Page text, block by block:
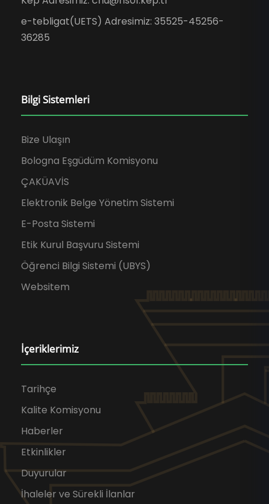
e-tebligat(UETS) Adresimiz: 35525-45256-
36285
Bilgi Sistemleri
Bize Ulaşın
Bologna Eşgüdüm Komisyonu
ÇAKÜAVİS
Elektronik Belge Yönetim Sistemi
E-Posta Sistemi
Etik Kurul Başvuru Sistemi
Öğrenci Bilgi Sistemi (UBYS)
Websitem
İçeriklerimiz
Tarihçe
Kalite Komisyonu
Haberler
Etkinlikler
Duyurular
İhaleler ve Sürekli İlanlar